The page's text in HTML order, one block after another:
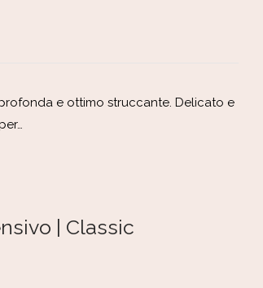
e ottimo struccante. Delicato e
| Classic